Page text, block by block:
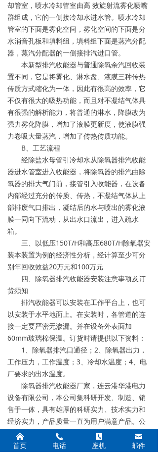
却管室，喷水冷却管室由高 效旋射流雾化喷嘴
群组成，它的一侧接冷却水进水管。喷水冷却
管室的下面是雾化空间，雾化空间的下面是分
水消音孔板和填料组，填料组下面是蒸汽分配
器，蒸汽分配器的一侧接排汽进口管。
本新型排汽收能器与普通除氧余汽回收装
置不同，它是将雾化、淋水盘、液膜三种传热
传质方式缩化为一体，因此有很高的效率，它
不仅有很大的吸热功能，而且对不凝结气体具
有很强的解析能力，将普通的淋水，降膜改为
强力雾化降膜，增加了液膜更新度，使液膜强
力卷吸大量蒸汽，增加了传热传质功能。
B、工艺流程
经除盐水母管引冷却水从除氧器排汽收能
器进水管室进入收能器，将除氧器的排汽由除
氧器的排大气门前，接管引入收能器，在设备
内部经过充分的传质、传热，不凝结气体从上
部排废气口排出，凝结后的水与喷出的雾化液
膜一同向下流动，从出水口流出，进入疏水
箱。
三、以低压150T/H和高压680T/H除氧器安
装本装置为例的经济性分析，经计算至少可分
别年回收效益20万元和100万元
四、除氧器排汽收能器安装注意事项及订
货须知
排汽收能器可以安装在工作平台上，也可
以安装于水平地面上。在安装时，各管道的连
接一定要严密无渗漏。并在设备外表面加
60mm玻璃棉保温。订货时请提供以下资料：
1、除氧器排汽口通径；2、除氧器出力，
工作压力，工作温度；3、冷却水温度；4、电
厂要求的出水温度。
除氧器排汽收能器厂家，连云港华港电力
设备有限公司，本公司集科研开发、制造、销
售于一体，具有雄厚的科研实力、技术实力和
经济实力，产品质量一直为用户满意产品。公
司拥有的技术设计团队和丰富的行业经验，能
根据客户要求，设计和生产各种电力辅机设
낀
首页
끅
电话
끐
座机
낂
邮件